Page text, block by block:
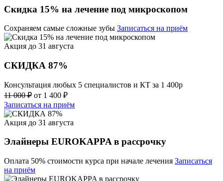
Скидка 15% на лечение под микроскопом
Сохраняем самые сложные зубы Записаться на приём
Акция до 31 августа
СКИДКА 87%
Консультация любых 5 специалистов и КТ за 1 400р
11 000 ₽ от 1 400 ₽
Записаться на приём
Акция до 31 августа
Элайнеры EUROKAPPA в рассрочку
Оплата 50% стоимости курса при начале лечения Записаться
на приём